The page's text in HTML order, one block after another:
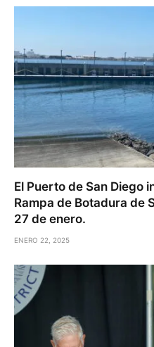
El Puerto de San Diego
Rampa de Botadura de
27 de enero.
ENERO 22, 2025